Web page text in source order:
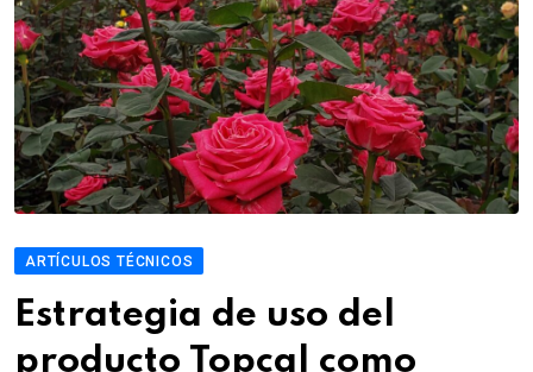
ARTÍCULOS TÉCNICOS
Estrategia de uso del
producto Topcal como